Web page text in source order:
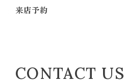
来店予約
CONTACT US